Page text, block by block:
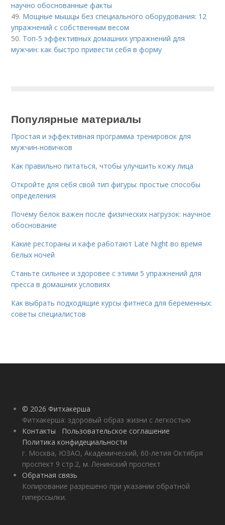
научно обоснованные факты
49. Мощные мышцы без специального оборудования: 12
упражнений с собственным весом
50. Топ-5 эффективных домашних упражнений для
мужчин: как быстро привести себя в форму
Популярные материалы
Простая и эффективная программа тренировок для
мужчин-новичков
Как правильно питаться, чтобы улучшить кожу лица
Откройте для себя свой тип фигуры: простые способы
определения
Почему белок важен после физических нагрузок: научное
обоснование
Какие рестораны и кафе работают Late Night во время
белых ночей
Станьте сильнее и здоровее с этими 5 упражнений для
пресса в домашних условиях
Как выбрать подходящие курсы фитнеса для беременных:
советы специалистов
© 2026 Фитхакерша
Фитхакерша: здоровый образ жизни с легкостью
Контакты
Пользовательское соглашение
Политика конфидециальности
г. Москва, ЮЗАО, Академический, 60-летия Октября
проспект 9 стр.2, м. Ленинский проспект
Обратная связь
Копирование разрешено при указании обратной
гиперссылки.